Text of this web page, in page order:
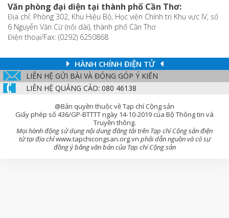
Văn phòng đại diện tại thành phố Cần Thơ:
Địa chỉ: Phòng 302, Khu Hiệu Bộ, Học viện Chính trị Khu vực IV, số
6 Nguyễn Văn Cừ (nối dài), thành phố Cần Thơ
Điện thoại/Fax: (0292) 6250868
HÀNH CHÍNH ĐIỆN TỬ
LIÊN HỆ GỬI BÀI VÀ ĐÓNG GÓP Ý KIẾN
LIÊN HỆ QUẢNG CÁO: 080 46138
@Bản quyền thuộc về Tạp chí Cộng sản
Giấy phép số 436/GP-BTTTT ngày 14-10-2019 của Bộ Thông tin và
Truyền thông.
Mọi hành động sử dụng nội dung đăng tải trên Tạp chí Cộng sản điện
tử tại địa chỉwww.tapchicongsan.org.vn phải dẫn nguồn và có sự
đồng ý bằng văn bản của Tạp chí Cộng sản